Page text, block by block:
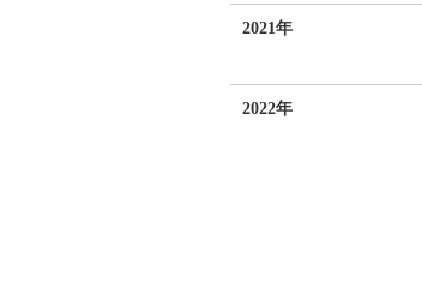
2021年
2022年